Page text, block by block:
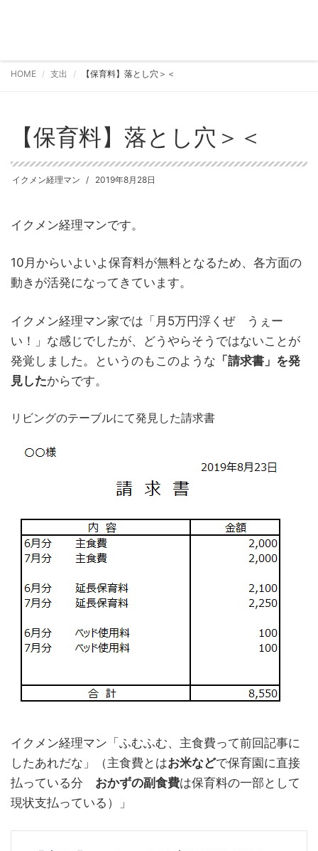
HOME 支出 【保育料】落とし穴＞＜
【保育料】落とし穴＞＜
イクメン経理マン 2019年8月28日
イクメン経理マンです。
10月からいよいよ保育料が無料となるため、各方面の
動きが活発になってきています。
イクメン経理マン家では「月5万円浮くぜ うぇー
い！」な感じでしたが、どうやらそうではないことが
発覚しました。というのもこのような 「請求書」を発
見したからです。
リビングのテーブルにて発見した請求書
イクメン経理マン「ふむふむ、主食費って前回記事に
したあれだな」（主食費とはお米などで保育園に直接
払っている分 おかずの副食費は保育料の一部として
現状支払っている）」